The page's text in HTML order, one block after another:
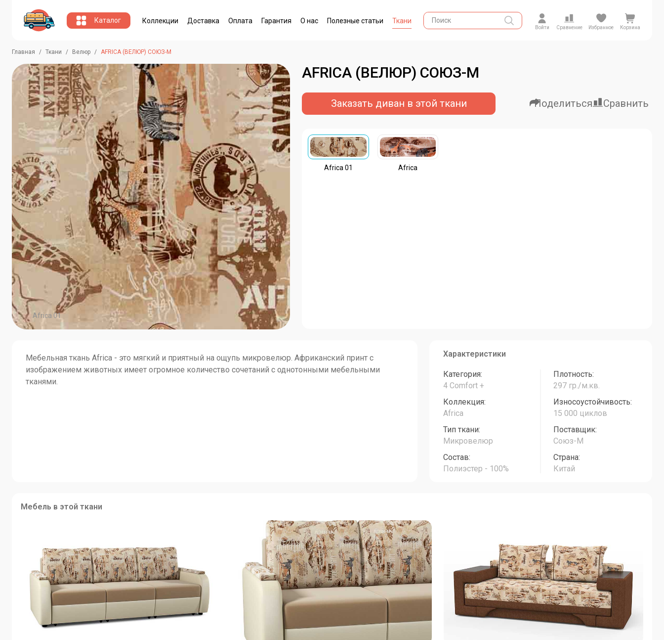
Каталог Коллекции Доставка Оплата Гарантия О нас Полезные статьи Ткани
Войти Сравнение Избранное Корзина
Главная Ткани Велюр AFRICA (ВЕЛЮР) СОЮЗ-М
Africa 01
AFRICA (ВЕЛЮР) СОЮЗ-М
Заказать диван в этой ткани Поделиться Сравнить
Africa 01 Africa
Мебельная ткань Africa - это мягкий и приятный на ощупь микровелюр. Африканский принт с
изображением животных имеет огромное количество сочетаний с однотонными мебельными
тканями.
Характеристики
Категория:
4 Comfort +
Плотность:
297 гр./м.кв.
Коллекция:
Africa
Износоустойчивость:
15 000 циклов
Тип ткани:
Микровелюр
Поставщик:
Союз-М
Состав:
Полиэстер - 100%
Страна:
Китай
Мебель в этой ткани